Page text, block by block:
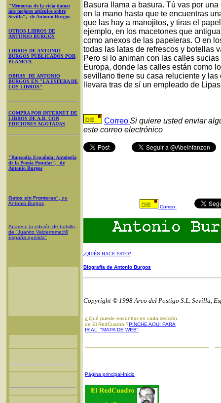
"Memorias de la vieja dama:
mis mejores artículos sobre
Sevilla", de Antonio Burgos
OTROS LIBROS DE
ANTONIO BURGOS
LIBROS DE ANTONIO
BURGOS PUBLICADOS POR
PLANETA
OBRAS DE ANTONIO
BURGOS EN "LA ESFERA DE
LOS LIBROS"
COMPRA POR INTERNET DE
LIBROS DE A.B. CON
EDICIONES AGOTADAS
"Rapsodia Española: Antología
de la Poesía Popular", de
Antonio Burgos
Gatos sin Fronteras" , de
Antonio Burgos
Aparece la edición de bolsillo
de "Juanito Valderrama:Mi
España querida"
Basura llama a basura. Tú vas por
en la mano hasta que te encuentras
que las hay a manojitos, y tiras el
ejemplo, en los macetones que
como anexos de las papeleras. O en
todas las latas de refrescos y botellas
Pero si lo animan con las calles
Europa, donde las calles están como
sevillano tiene su casa reluciente y
llevara tras de sí un empleado de
CorreoSi quiere usted enviar
este correo electrónico
Correo
¿QUIÉN HACE ESTO?
Biografía de Antonio Burgos
Copyright © 1998 Arco del Postigo S.L. Sevilla,
¿ Qué puede encontrar en cada sección
de El RedCuadro ?PINCHE AQUI PARA
IR AL "MAPA DE WEB"
Página principal-Inicio